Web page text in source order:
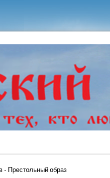
- Престольный образ